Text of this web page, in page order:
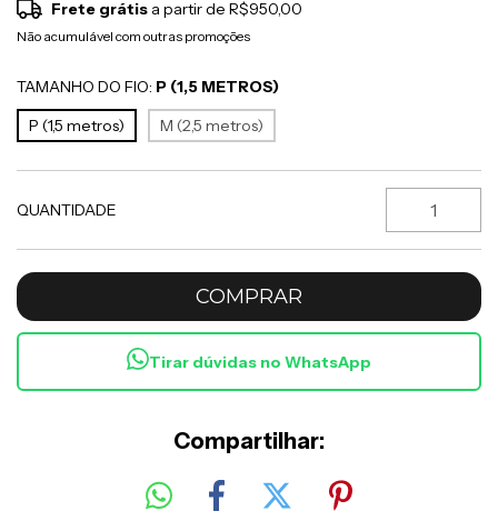
Frete grátis a partir deR$950,00
Não acumulável com outras promoções
TAMANHO DO FIO: P (1,5 METROS)
P (1,5 metros)
M (2,5 metros)
QUANTIDADE
Tirar dúvidas no WhatsApp
Compartilhar: